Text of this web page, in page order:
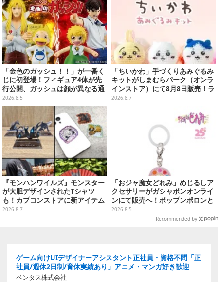
「金色のガッシュ！！」が一番く
じに初登場！フィギュア4体が先
行公開、ガッシュは顔が異なる通
常/ザケルver.の2種
2026.8.5
「ちいかわ」手づくりあみぐるみ
キットがしまむらパーク（オンラ
インストア）にて8月8日販売！ラ
インナップ全3種、初心者向きの
2026.8.7
『モンハンワイルズ』モンスター
が大胆デザインされたTシャツ
も！カプコンストアに新アイテム
が続々登場
2026.8.7
「おジャ魔女どれみ」めじるしア
クセサリーがガシャポンオンライ
ンにて販売へ！ポップンポロンと
魔法玉の2連チャームなど全9種
2026.8.5
Recommended by
ゲーム向けUIデザイナーアシスタント正社員・資格不問「正
社員/週休2日制/育休実績あり」アニメ・マンガ好き歓迎
ベンタス株式会社